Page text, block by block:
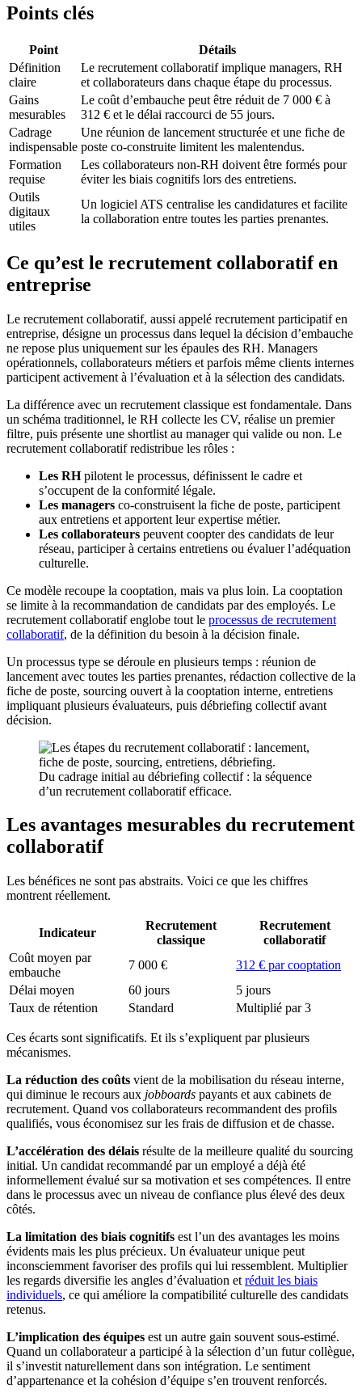
Points clés
Point
Détails
Définition
claire
Le recrutement collaboratif implique managers, RH
et collaborateurs dans chaque étape du processus.
Gains
mesurables
Le coût d’embauche peut être réduit de 7 000 € à
312 € et le délai raccourci de 55 jours.
Cadrage
indispensable
Une réunion de lancement structurée et une fiche de
poste co-construite limitent les malentendus.
Formation
requise
Les collaborateurs non-RH doivent être formés pour
éviter les biais cognitifs lors des entretiens.
Outils
digitaux
utiles
Un logiciel ATS centralise les candidatures et facilite
la collaboration entre toutes les parties prenantes.
Ce qu’est le recrutement collaboratif en
entreprise
Le recrutement collaboratif, aussi appelé recrutement participatif en
entreprise, désigne un processus dans lequel la décision d’embauche
ne repose plus uniquement sur les épaules des RH. Managers
opérationnels, collaborateurs métiers et parfois même clients internes
participent activement à l’évaluation et à la sélection des candidats.
La différence avec un recrutement classique est fondamentale. Dans
un schéma traditionnel, le RH collecte les CV, réalise un premier
filtre, puis présente une shortlist au manager qui valide ou non. Le
recrutement collaboratif redistribue les rôles :
Les RHpilotent le processus, définissent le cadre et
s’occupent de la conformité légale.
Les managers co-construisent la fiche de poste, participent
aux entretiens et apportent leur expertise métier.
Les collaborateurs peuvent coopter des candidats de leur
réseau, participer à certains entretiens ou évaluer l’adéquation
culturelle.
Ce modèle recoupe la cooptation, mais va plus loin. La cooptation
se limite à la recommandation de candidats par des employés. Le
recrutement collaboratif englobe tout le processus de recrutement
collaboratif, de la définition du besoin à la décision finale.
Un processus type se déroule en plusieurs temps : réunion de
lancement avec toutes les parties prenantes, rédaction collective de la
fiche de poste, sourcing ouvert à la cooptation interne, entretiens
impliquant plusieurs évaluateurs, puis débriefing collectif avant
décision.
Du cadrage initial au débriefing collectif : la séquence
d’un recrutement collaboratif efficace.
Les avantages mesurables du recrutement
collaboratif
Les bénéfices ne sont pas abstraits. Voici ce que les chiffres
montrent réellement.
Indicateur
Recrutement
classique
Recrutement
collaboratif
Coût moyen par
embauche
7 000 €
312 € par cooptation
Délai moyen
60 jours
5 jours
Taux de rétention
Standard Multiplié par 3
Ces écarts sont significatifs. Et ils s’expliquent par plusieurs
mécanismes.
La réduction des coûts vient de la mobilisation du réseau interne,
qui diminue le recours aux jobboards payants et aux cabinets de
recrutement. Quand vos collaborateurs recommandent des profils
qualifiés, vous économisez sur les frais de diffusion et de chasse.
L’accélération des délais résulte de la meilleure qualité du sourcing
initial. Un candidat recommandé par un employé a déjà été
informellement évalué sur sa motivation et ses compétences. Il entre
dans le processus avec un niveau de confiance plus élevé des deux
côtés.
La limitation des biais cognitifs est l’un des avantages les moins
évidents mais les plus précieux. Un évaluateur unique peut
inconsciemment favoriser des profils qui lui ressemblent. Multiplier
les regards diversifie les angles d’évaluation et réduit les biais
individuels, ce qui améliore la compatibilité culturelle des candidats
retenus.
L’implication des équipes est un autre gain souvent sous-estimé.
Quand un collaborateur a participé à la sélection d’un futur collègue,
il s’investit naturellement dans son intégration. Le sentiment
d’appartenance et la cohésion d’équipe s’en trouvent renforcés.